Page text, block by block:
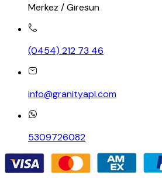
Merkez / Giresun
(0454) 212 73 46
info@granityapi.com
5309726082